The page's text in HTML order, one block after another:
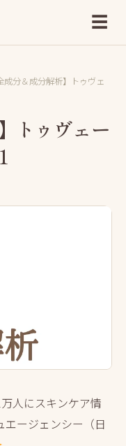
☰
成分＆成分解析】トゥヴェ
トゥヴェー
人にスキンケア情
エージェンシー（日